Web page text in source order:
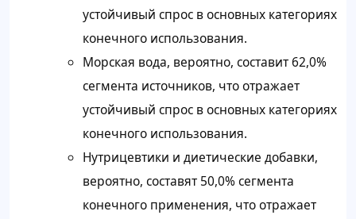
устойчивый спрос в основных категориях
конечного использования.
Морская вода, вероятно, составит 62,0%
сегмента источников, что отражает
устойчивый спрос в основных категориях
конечного использования.
Нутрицевтики и диетические добавки,
вероятно, составят 50,0% сегмента
конечного применения, что отражает